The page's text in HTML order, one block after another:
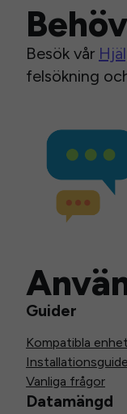
Besök vår
felsökning
Guider
Kompatibla
Installationsguide
Vanliga frågor
Datamängd